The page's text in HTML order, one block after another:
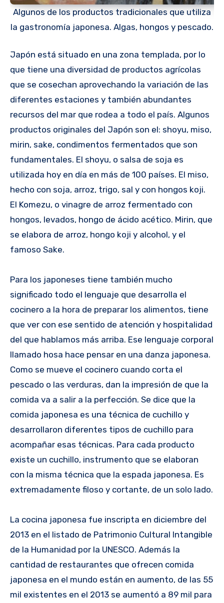
Algunos de los productos tradicionales que utiliza
la gastronomía japonesa. Algas, hongos y pescado.
Japón está situado en una zona templada, por lo
que tiene una diversidad de productos agrícolas
que se cosechan aprovechando la variación de las
diferentes estaciones y también abundantes
recursos del mar que rodea a todo el país. Algunos
productos originales del Japón son el: shoyu, miso,
mirin, sake, condimentos fermentados que son
fundamentales. El shoyu, o salsa de soja es
utilizada hoy en día en más de 100 países. El miso,
hecho con soja, arroz, trigo, sal y con hongos koji.
El Komezu, o vinagre de arroz fermentado con
hongos, levados, hongo de ácido acético. Mirin, que
se elabora de arroz, hongo koji y alcohol, y el
famoso Sake.
Para los japoneses tiene también mucho
significado todo el lenguaje que desarrolla el
cocinero a la hora de preparar los alimentos, tiene
que ver con ese sentido de atención y hospitalidad
del que hablamos más arriba. Ese lenguaje corporal
llamado hosa hace pensar en una danza japonesa.
Como se mueve el cocinero cuando corta el
pescado o las verduras, dan la impresión de que la
comida va a salir a la perfección. Se dice que la
comida japonesa es una técnica de cuchillo y
desarrollaron diferentes tipos de cuchillo para
acompañar esas técnicas. Para cada producto
existe un cuchillo, instrumento que se elaboran
con la misma técnica que la espada japonesa. Es
extremadamente filoso y cortante, de un solo lado.
La cocina japonesa fue inscripta en diciembre del
2013 en el listado de Patrimonio Cultural Intangible
de la Humanidad por la UNESCO. Además la
cantidad de restaurantes que ofrecen comida
japonesa en el mundo están en aumento, de las 55
mil existentes en el 2013 se aumentó a 89 mil para